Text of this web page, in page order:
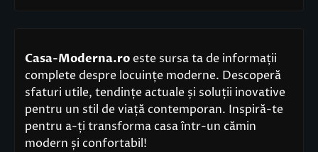
Casa-Moderna.roeste sursa ta de informații
complete despre locuințe moderne. Descoperă
sfaturi utile, tendințe actuale și soluții inovative
pentru un stil de viață contemporan. Inspiră-te
pentru a-ți transforma casa într-un cămin
modern și confortabil!